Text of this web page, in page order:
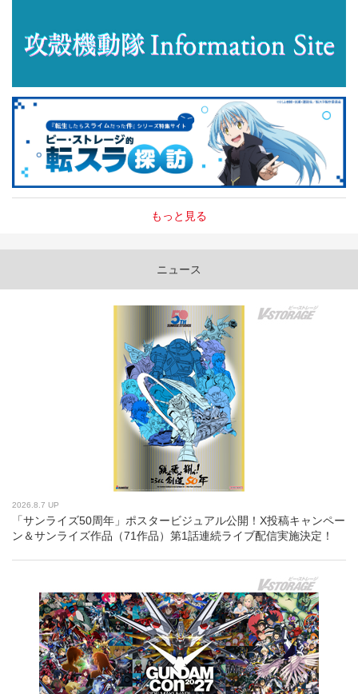
もっと見る
ニュース
2026.8.7 UP
「サンライズ50周年」ポスタービジュアル公開！X投稿キャンペー
ン＆サンライズ作品（71作品）第1話連続ライブ配信実施決定！